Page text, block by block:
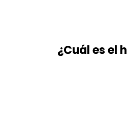
¿Cuál es el